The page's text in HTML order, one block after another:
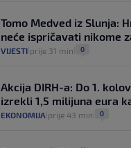
Tomo Medved iz Slunja:
neće ispričavati nikome
VIJESTI prije 31 min 0
Akcija DIRH-a: Do 1.
izrekli 1,5 milijuna eura
EKONOMIJA prije 43 min 0